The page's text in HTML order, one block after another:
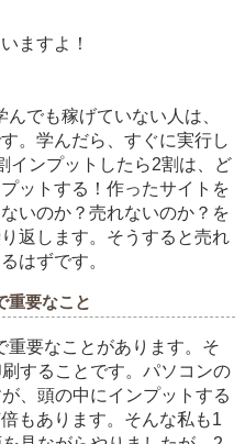
ますよ！
でも稼げていない人は、
。学んだら、すぐに実行し
インプットしたら2割は、ど
ットする！作ったサイトを
いのか？売れないのか？を
返します。そうすると売れ
はずです。
重要なこと
重要なことがあります。そ
することです。パソコンの
、頭の中にインプットする
もあります。そんな私も1